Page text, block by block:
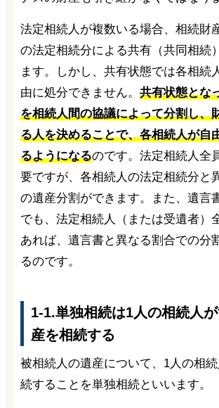
法定相続人が複数いる場合、相続財
の法定相続分による共有（共同相続
ます。しかし、共有状態では各相続
由に処分できません。 共有状態とな
を相続人間の協議によって分割し、
る人を決めることで、各相続人が自
るようになるのです。法定相続人全
要ですが、各相続人の法定相続分と
の遺産分割ができます。また、遺言
でも、法定相続人（または受遺者）
あれば、遺言書と異なる割合での分
るのです。
1-1.単独相続は1人の相続人
産を相続する
被相続人の遺産について、1人の相
続することを単独相続といいます。